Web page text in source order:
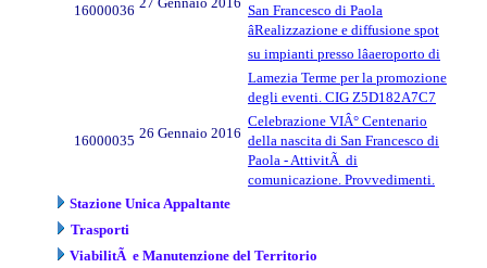
16000036
San Francesco di Paola
âRealizzazione e diffusione spot
su impianti presso lâaeroporto di
Lamezia Terme per la promozione
degli eventi. CIG Z5D182A7C7
16000035 26 Gennaio 2016
Celebrazione VIÂ° Centenario
della nascita di San Francesco di
Paola - AttivitÃ di
comunicazione. Provvedimenti.
Stazione Unica Appaltante
Trasporti
ViabilitÃ e Manutenzione del Territorio